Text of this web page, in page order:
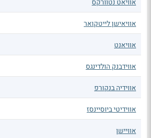
אוויאט נטוורקס
אוויאישן לייטקואר
אוויאנט
אווידבנק הולדינגס
אווידיה בנקורפ
אווידיטי ביוסיינסז
אוויישן